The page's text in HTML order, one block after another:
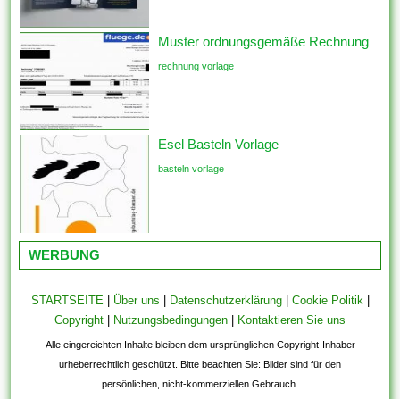
Muster ordnungsgemäße Rechnung
rechnung vorlage
Esel Basteln Vorlage
basteln vorlage
WERBUNG
STARTSEITE| Über uns Datenschutzerklärung| Cookie Politik|
Copyright
Nutzungsbedingungen Kontaktieren Sie uns
Alle eingereichten Inhalte bleiben dem ursprünglichen Copyright-Inhaber
urheberrechtlich geschützt. Bitte beachten Sie: Bilder sind für den
persönlichen, nicht-kommerziellen Gebrauch.